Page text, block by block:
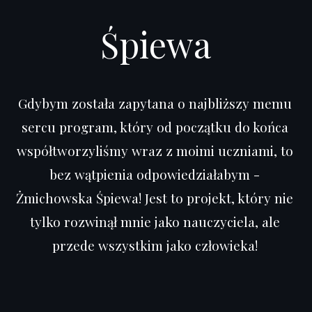
Śpiewa
Gdybym została zapytana o najbliższy memu
sercu program, który od początku do końca
współtworzyliśmy wraz z moimi uczniami, to
bez wątpienia odpowiedziałabym -
Żmichowska Śpiewa! Jest to projekt, który nie
tylko rozwinął mnie jako nauczyciela, ale
przede wszystkim jako człowieka!